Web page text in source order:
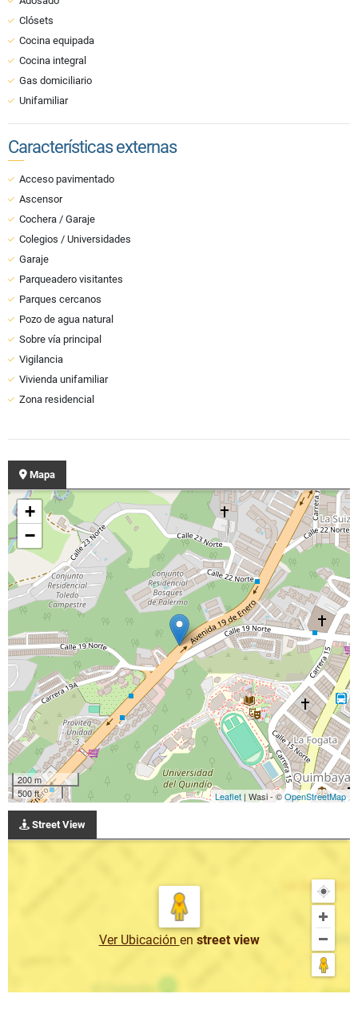
Clósets
Cocina equipada
Cocina integral
Gas domiciliario
Unifamiliar
Características externas
Acceso pavimentado
Ascensor
Cochera / Garaje
Colegios / Universidades
Garaje
Parqueadero visitantes
Parques cercanos
Pozo de agua natural
Sobre vía principal
Vigilancia
Vivienda unifamiliar
Zona residencial
Mapa
+
−
200 m
500 ft
Leaflet | Wasi - ©OpenStreetMap
Street View
Ver Ubicación en street view